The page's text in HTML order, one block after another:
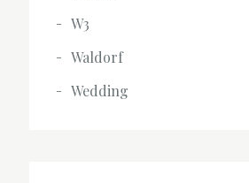
W3
Waldorf
Wedding